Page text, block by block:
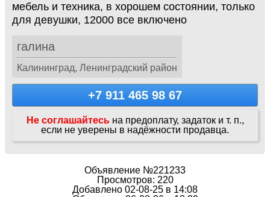
мебель и техника, в хорошем состоянии, только
для девушки, 12000 все включено
галина
Калининград, Ленинградский район
+7 911 465 98 67
Не соглашайтесь на предоплату, задаток и т. п.,
если не уверены в надёжности продавца.
Объявление №221233
Просмотров: 220
Добавлено 02-08-25 в 14:08